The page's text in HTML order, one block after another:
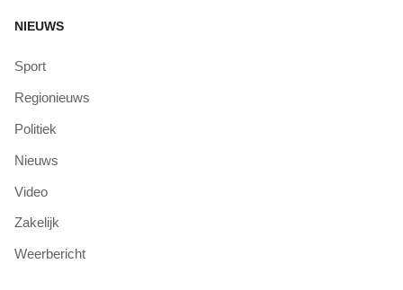
NIEUWS
Sport
Regionieuws
Politiek
Nieuws
Video
Zakelijk
Weerbericht